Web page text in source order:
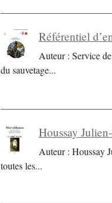
Référentiel
Auteur : Service
du sauvetage...
Houssay
Auteur : Houssay
toutes les...